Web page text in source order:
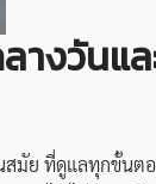
างวันแ
มัย ที่ดูแลทุกขั้นตอ